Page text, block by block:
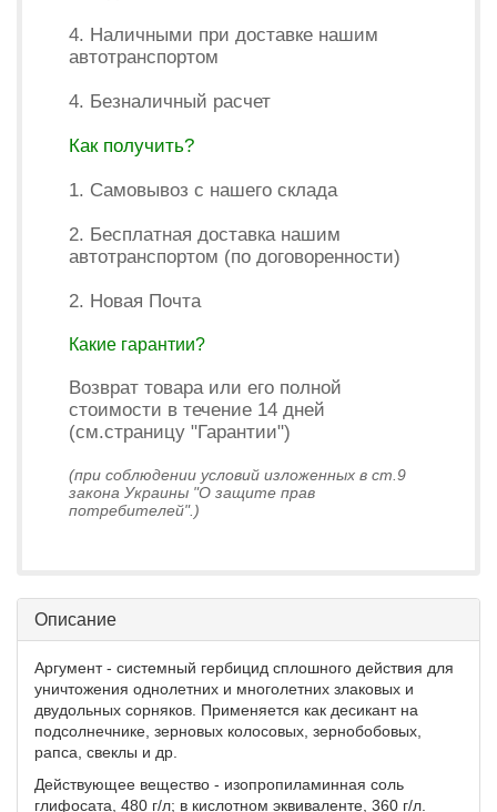
4. Наличными при доставке нашим
автотранспортом
4. Безналичный расчет
Как получить?
1. Самовывоз с нашего склада
2. Бесплатная доставка нашим
автотранспортом (по договоренности)
2. Новая Почта
Какие гарантии?
Возврат товара или его полной
стоимости в течение 14 дней
(см.страницу "Гарантии")
(при соблюдении условий изложенных в ст.9
закона Украины "О защите прав
потребителей".)
Описание
Аргумент - системный гербицид сплошного действия для
уничтожения однолетних и многолетних злаковых и
двудольных сорняков. Применяется как десикант на
подсолнечнике, зерновых колосовых, зернобобовых,
рапса, свеклы и др.
Действующее вещество - изопропиламинная соль
глифосата, 480 г/л; в кислотном эквиваленте, 360 г/л.